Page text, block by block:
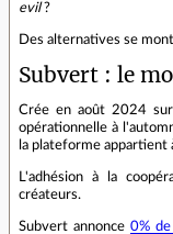
evil?
Des alternatives se
Subvert : le
Crée en août 2024
opérationnelle à
la plateforme appartient
L'adhésion à la
créateurs.
Subvert annonce 0%